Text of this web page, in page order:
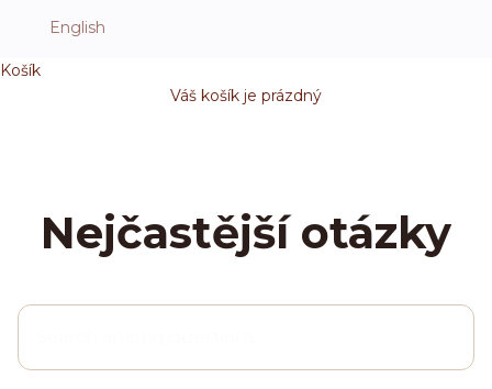
English
Košík
Váš košík je prázdný
Nejčastější otázky